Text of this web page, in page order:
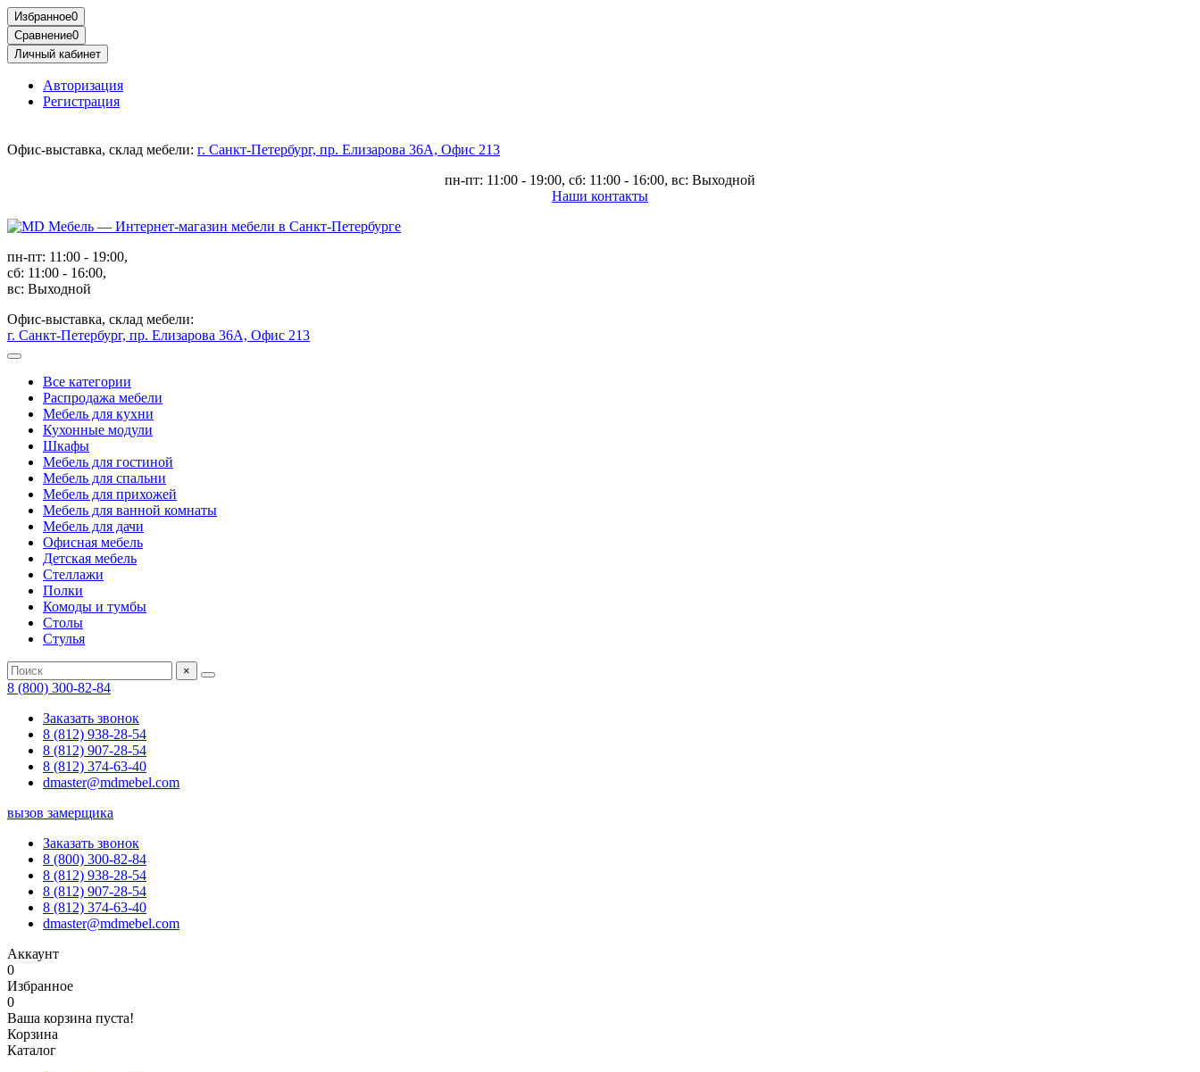
Избранное0
Сравнение0
Личный кабинет
Авторизация
Регистрация
Офис-выставка, склад мебели: г. Санкт-Петербург, пр. Елизарова 36А, Офис 213
пн-пт: 11:00 - 19:00, сб: 11:00 - 16:00, вс: Выходной
Наши контакты
пн-пт: 11:00 - 19:00,
сб: 11:00 - 16:00,
вс: Выходной
Офис-выставка, склад мебели:
г. Санкт-Петербург, пр. Елизарова 36А, Офис 213
Все категории
Распродажа мебели
Мебель для кухни
Кухонные модули
Шкафы
Мебель для гостиной
Мебель для спальни
Мебель для прихожей
Мебель для ванной комнаты
Мебель для дачи
Офисная мебель
Детская мебель
Стеллажи
Полки
Комоды и тумбы
Столы
Стулья
×
8 (800) 300-82-84
Заказать звонок
8 (812) 938-28-54
8 (812) 907-28-54
8 (812) 374-63-40
dmaster@mdmebel.com
вызов замерщика
Заказать звонок
8 (800) 300-82-84
8 (812) 938-28-54
8 (812) 907-28-54
8 (812) 374-63-40
dmaster@mdmebel.com
Аккаунт
0
Избранное
0
Ваша корзина пуста!
Корзина
Каталог